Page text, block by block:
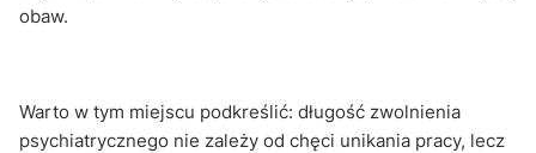
obaw.
Warto w tym miejscu podkreślić: długość zwolnienia
psychiatrycznego nie zależy od chęci unikania pracy, lecz